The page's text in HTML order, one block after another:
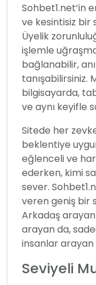
Sohbet1.net’in
ve kesintisiz bir
Üyelik
işlemle
bağlanabilir,
tanışabilirsiniz.
bilgisayarda,
ve aynı keyifle
Sitede her
beklentiye
eğlenceli ve
ederken, kimi
sever.
veren geniş bir
Arkadaş
arayan da,
insanlar arayan
Seviyeli